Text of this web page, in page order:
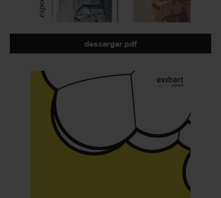
descargar pdf